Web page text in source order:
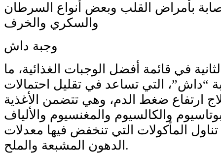
بأمراض القلب وبعض أنواع السرطان
والسكري والخرف
وجبة داش
في قائمة أفضل الوجبات الغذائية، ما
“داش”، التي تساعد في تقليل احتمالات
ارتفاع ضغط الدم، وهي تتضمن الأغذية
والكالسيوم والمغنسيوم والألياف
تناول المأكولات التي تنخفض فيها معدلات
الدهون المشبعة والملح.